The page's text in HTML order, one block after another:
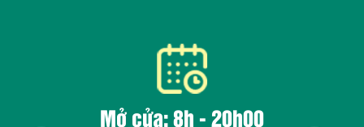
Mở cửa: 8h - 20h00